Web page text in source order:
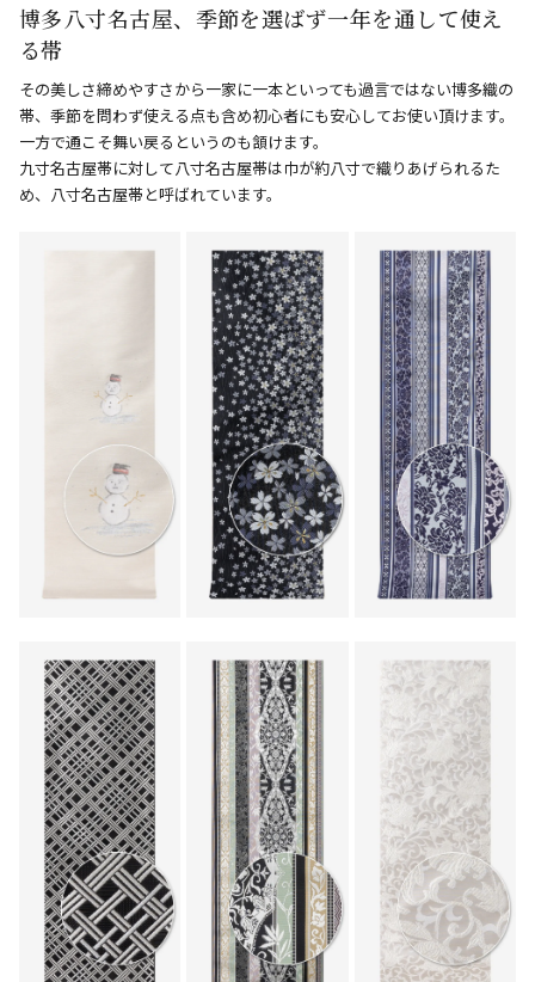
博多八寸名古屋、季節を選ばず一年を通して使え
る帯
その美しさ締めやすさから一家に一本といっても過言ではない博多織の
帯、季節を問わず使える点も含め初心者にも安心してお使い頂けます。
一方で通こそ舞い戻るというのも頷けます。
九寸名古屋帯に対して八寸名古屋帯は巾が約八寸で織りあげられるた
め、八寸名古屋帯と呼ばれています。